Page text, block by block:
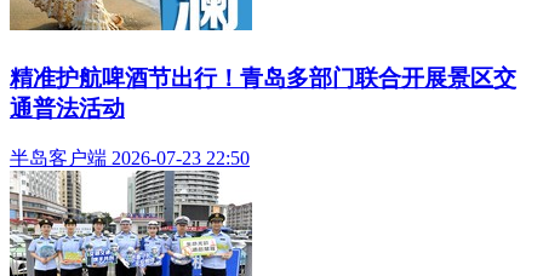
精准护航啤酒节出行！青岛多部门联合开展景区交
通普法活动
半岛客户端 2026-07-23 22:50